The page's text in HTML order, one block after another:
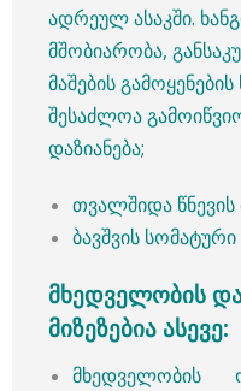
ადრეულ ასაკში.
მშობიარობა,
მაშების
შესაძლოა
დაზიანება;
თვალშიდა წნევის
ბავშვის
მხედველობის
მიზეზებია ასევე:
მხედველობის